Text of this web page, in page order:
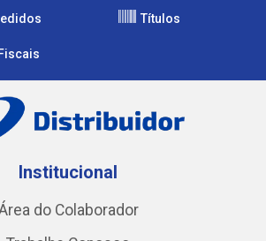
Títulos
Institucional
do Colaborador